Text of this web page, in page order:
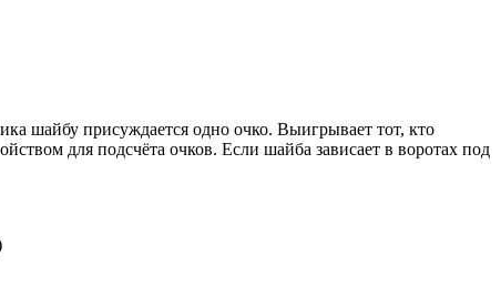
шайбу присуждается одно очко. Выигрывает тот, кто
для подсчёта очков. Если шайба зависает в воротах под